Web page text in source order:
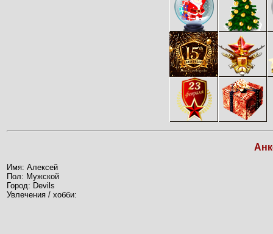
Имя: Алексей
Пол: Мужской
Город: Devils
Увлечения / хобби: